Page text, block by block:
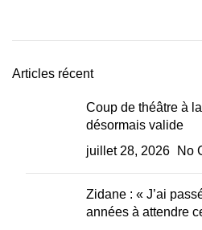
Articles récent
Coup de théâtre à
désormais valide
juillet 28, 2026
No
Zidane : « J’ai
années à attendre